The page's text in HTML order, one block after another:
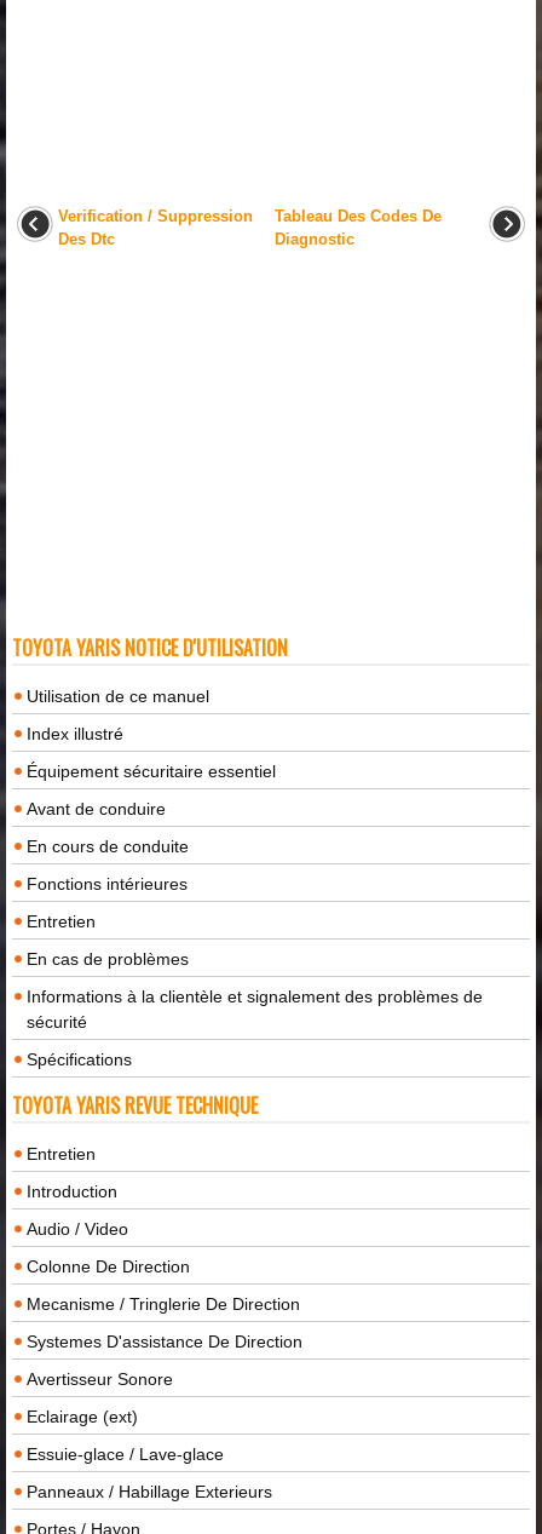
Verification / Suppression
Des Dtc
Tableau Des Codes De
Diagnostic
TOYOTA YARIS NOTICE D'UTILISATION
Utilisation de ce manuel
Index illustré
Équipement sécuritaire essentiel
Avant de conduire
En cours de conduite
Fonctions intérieures
Entretien
En cas de problèmes
Informations à la clientèle et signalement des problèmes de
sécurité
Spécifications
TOYOTA YARIS REVUE TECHNIQUE
Entretien
Introduction
Audio / Video
Colonne De Direction
Mecanisme / Tringlerie De Direction
Systemes D'assistance De Direction
Avertisseur Sonore
Eclairage (ext)
Essuie-glace / Lave-glace
Panneaux / Habillage Exterieurs
Portes / Hayon